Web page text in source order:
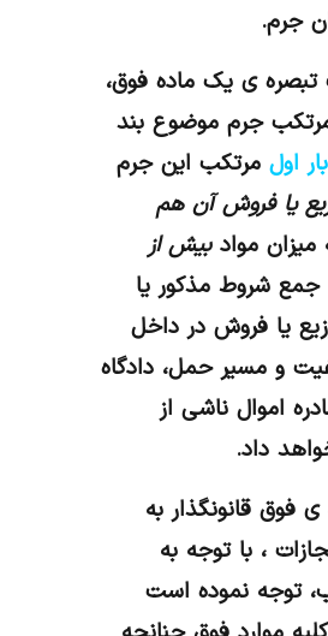
جرم.
ی یک ماده فوق،
جرم موضوع بند
اول مرتکب این جرم
یا فروش آن هم
موادبیش از
جمع شروط مذکور یا
یا فروش در داخل
و مسیر حمل، دادگاه
اموال ناشی از
داد.
از ماده ی فوق قانونگذار به
، با توجه به
توجه نموده است